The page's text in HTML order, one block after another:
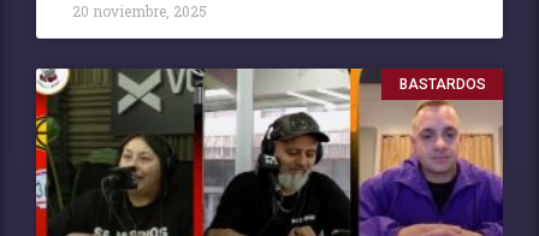
20 noviembre, 2025
BASTARDOS